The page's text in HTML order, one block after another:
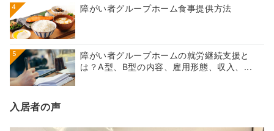
4 障がい者グループホーム食事提供方法
5
障がい者グループホームの就労継続支援と
は？A型、B型の内容、雇用形態、収入、...
入居者の声